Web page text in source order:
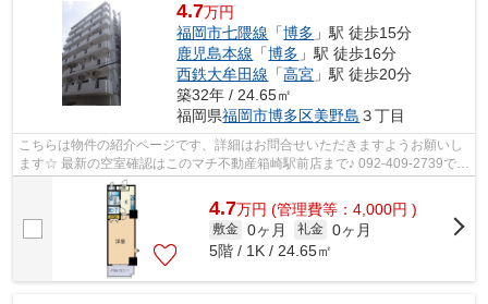
4.7万円
福岡市七隈線 「博多 」駅 徒歩15分
鹿児島本線 「博多 」駅 徒歩16分
西鉄大牟田線 「高宮 」駅 徒歩20分
築32年 / 24.65㎡
福岡県福岡市博多区美野島 ３丁目
こちらは物件の紹介ページです、詳細はお問合せいただきますようお願いし
ます☆ 最新の空室確認はこのマチ不動産箱崎駅前店まで♪ 092-409-2739で
す！迅速に対応致します！！！！！♪
4.7万円 (管理費等：4,000円 )
敷金 0ヶ月 礼金 0ヶ月
5階 / 1K / 24.65㎡